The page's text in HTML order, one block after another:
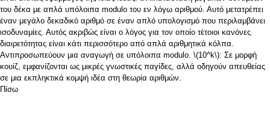
του δέκα με απλά υπόλοιπα modulo του εν λόγω αριθμού. Αυτό μετατρέπει
έναν μεγάλο δεκαδικό αριθμό σε έναν απλό υπολογισμό που περιλαμβάνει
ισοδυναμίες. Αυτός ακριβώς είναι ο λόγος για τον οποίο τέτοιοι κανόνες
διαιρετότητας είναι κάτι περισσότερο από απλά αριθμητικά κόλπα.
Αντιπροσωπεύουν μια αναγωγή σε υπόλοιπα modulo. \(10^k\): Σε μορφή
κουίζ, εμφανίζονται ως μικρές γνωστικές παγίδες, αλλά οδηγούν απευθείας
σε μια εκπληκτικά κομψή ιδέα στη θεωρία αριθμών.
Πίσω